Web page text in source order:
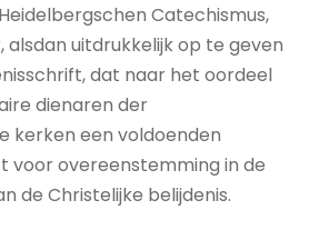
Catechismus,
alsdan uitdrukkelijk op te geven
dat naar het oordeel
dienaren der
kerken een voldoenden
voor overeenstemming in de
de Christelijke belijdenis.